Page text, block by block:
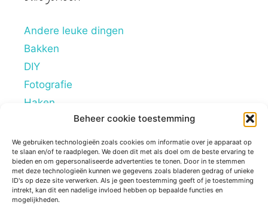
Beheer cookie toestemming
We gebruiken technologieën zoals cookies om informatie over je apparaat op
te slaan en/of te raadplegen. We doen dit met als doel om de beste ervaring te
bieden en om gepersonaliseerde advertenties te tonen. Door in te stemmen
met deze technologieën kunnen we gegevens zoals bladeren gedrag of unieke
ID's op deze site verwerken. Als je geen toestemming geeft of je toestemming
intrekt, kan dit een nadelige invloed hebben op bepaalde functies en
mogelijkheden.
Andere leuke dingen
Bakken
DIY
Fotografie
Haken
Lifestyle
Mindstyle
Overig
Persoonlijke blogs